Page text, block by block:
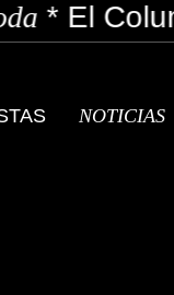
NOTICIAS